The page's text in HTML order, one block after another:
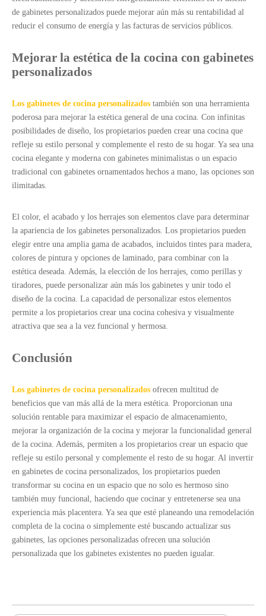
de gabinetes personalizados puede mejorar aún más su rentabilidad al
reducir el consumo de energía y las facturas de servicios públicos.
Mejorar la estética de la cocina con gabinetes
personalizados
Los gabinetes de cocina personalizados también son una herramienta
poderosa para mejorar la estética general de una cocina. Con infinitas
posibilidades de diseño, los propietarios pueden crear una cocina que
refleje su estilo personal y complemente el resto de su hogar. Ya sea una
cocina elegante y moderna con gabinetes minimalistas o un espacio
tradicional con gabinetes ornamentados hechos a mano, las opciones son
ilimitadas.
El color, el acabado y los herrajes son elementos clave para determinar
la apariencia de los gabinetes personalizados. Los propietarios pueden
elegir entre una amplia gama de acabados, incluidos tintes para madera,
colores de pintura y opciones de laminado, para combinar con la
estética deseada. Además, la elección de los herrajes, como perillas y
tiradores, puede personalizar aún más los gabinetes y unir todo el
diseño de la cocina. La capacidad de personalizar estos elementos
permite a los propietarios crear una cocina cohesiva y visualmente
atractiva que sea a la vez funcional y hermosa.
Conclusión
Los gabinetes de cocina personalizados ofrecen multitud de
beneficios que van más allá de la mera estética. Proporcionan una
solución rentable para maximizar el espacio de almacenamiento,
mejorar la organización de la cocina y mejorar la funcionalidad general
de la cocina. Además, permiten a los propietarios crear un espacio que
refleje su estilo personal y complemente el resto de su hogar. Al invertir
en gabinetes de cocina personalizados, los propietarios pueden
transformar su cocina en un espacio que no solo es hermoso sino
también muy funcional, haciendo que cocinar y entretenerse sea una
experiencia más placentera. Ya sea que esté planeando una remodelación
completa de la cocina o simplemente esté buscando actualizar sus
gabinetes, las opciones personalizadas ofrecen una solución
personalizada que los gabinetes existentes no pueden igualar.